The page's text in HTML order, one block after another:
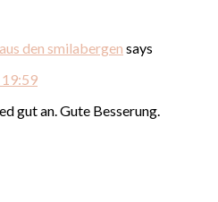
den smilabergen says
gut an. Gute Besserung.